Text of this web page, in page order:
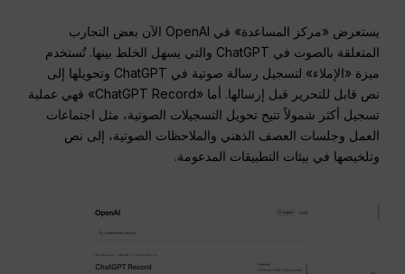
يستعرض «مركز المساعدة» في OpenAI الآن بعض التجارب
المتعلقة بالصوت في ChatGPT والتي يسهل الخلط بينها. تُستخدم
ميزة «الإملاء» لتسجيل رسالة صوتية في ChatGPT وتحويلها إلى
نص قابل للتحرير قبل إرسالها. أما «ChatGPT Record» فهي عملية
تسجيل أكثر شمولاً تتيح تحويل التسجيلات الصوتية، مثل اجتماعات
العمل وجلسات العصف الذهني والملاحظات الصوتية، إلى نص
وتلخيصها في بيئات التطبيقات المدعومة.